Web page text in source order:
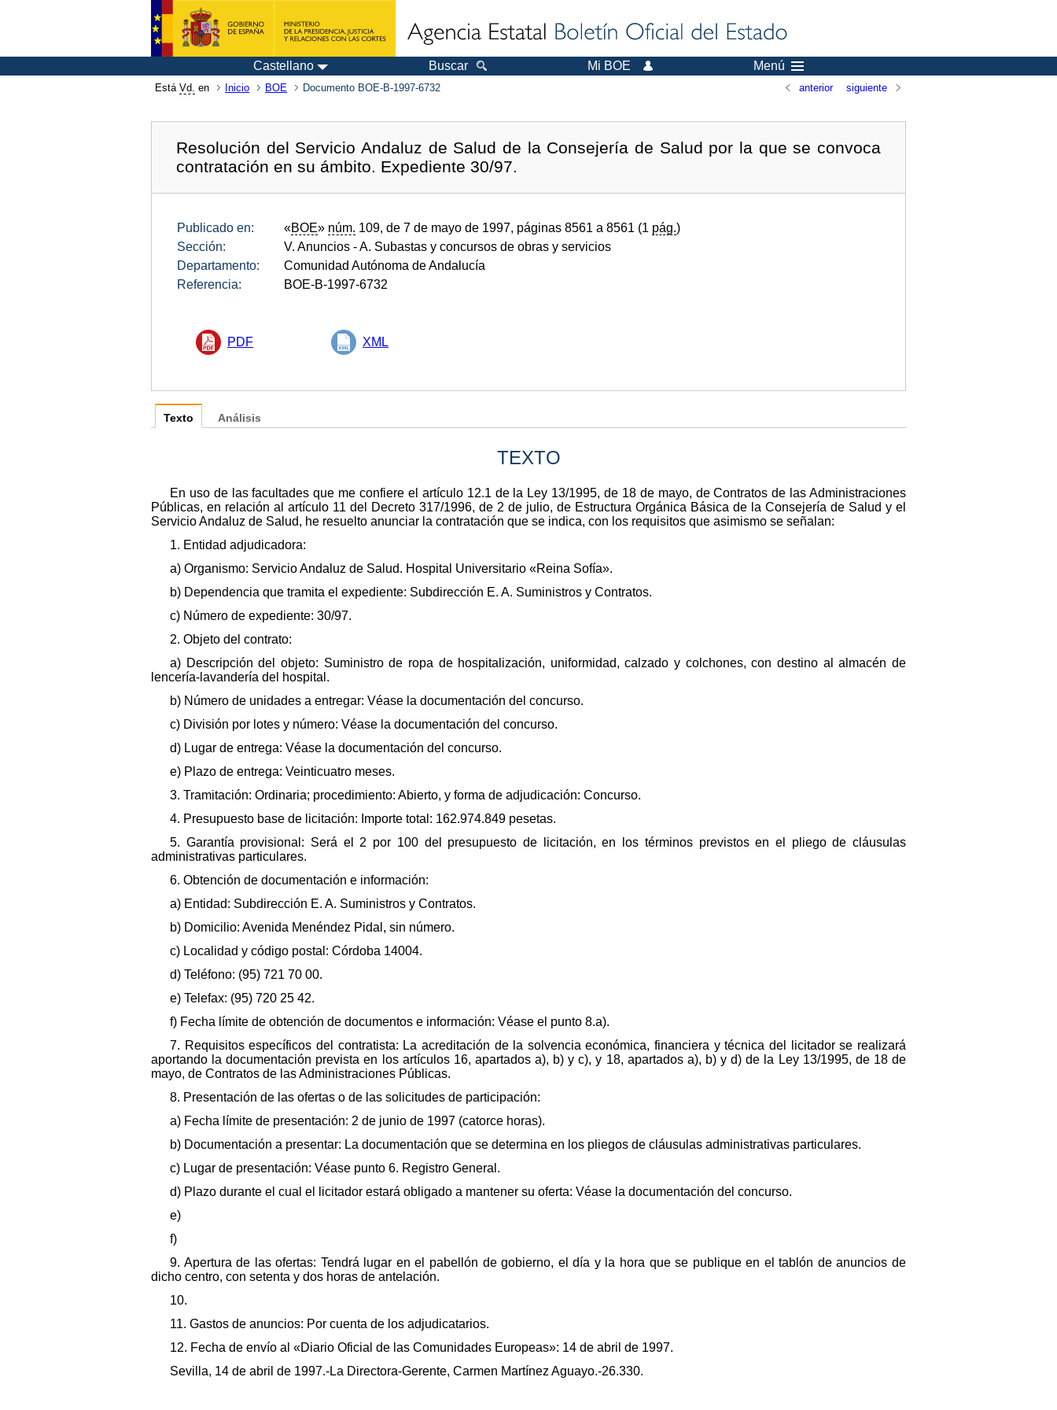
Castellano Buscar Mi BOE Menú
Está Vd. en Inicio BOE Documento BOE-B-1997-6732 anterior siguiente
Resolución del Servicio Andaluz de Salud de la Consejería de Salud por la que se convoca
contratación en su ámbito. Expediente 30/97.
Publicado en: «BOE» núm. 109, de 7 de mayo de 1997, páginas 8561 a 8561 (1 pág.)
Sección:
V. Anuncios - A. Subastas y concursos de obras y servicios
Departamento:
Comunidad Autónoma de Andalucía
Referencia:
BOE-B-1997-6732
PDF XML
Texto
TEXTO
En uso de las facultades que me confiere el artículo 12.1 de la Ley 13/1995, de 18 de mayo, de Contratos de las Administraciones
Públicas, en relación al artículo 11 del Decreto 317/1996, de 2 de julio, de Estructura Orgánica Básica de la Consejería de Salud y el
Servicio Andaluz de Salud, he resuelto anunciar la contratación que se indica, con los requisitos que asimismo se señalan:
1. Entidad adjudicadora:
a) Organismo: Servicio Andaluz de Salud. Hospital Universitario «Reina Sofía».
b) Dependencia que tramita el expediente: Subdirección E. A. Suministros y Contratos.
c) Número de expediente: 30/97.
2. Objeto del contrato:
a) Descripción del objeto: Suministro de ropa de hospitalización, uniformidad, calzado y colchones, con destino al almacén de
lencería-lavandería del hospital.
b) Número de unidades a entregar: Véase la documentación del concurso.
c) División por lotes y número: Véase la documentación del concurso.
d) Lugar de entrega: Véase la documentación del concurso.
e) Plazo de entrega: Veinticuatro meses.
3. Tramitación: Ordinaria; procedimiento: Abierto, y forma de adjudicación: Concurso.
4. Presupuesto base de licitación: Importe total: 162.974.849 pesetas.
5. Garantía provisional: Será el 2 por 100 del presupuesto de licitación, en los términos previstos en el pliego de cláusulas
administrativas particulares.
6. Obtención de documentación e información:
a) Entidad: Subdirección E. A. Suministros y Contratos.
b) Domicilio: Avenida Menéndez Pidal, sin número.
c) Localidad y código postal: Córdoba 14004.
d) Teléfono: (95) 721 70 00.
e) Telefax: (95) 720 25 42.
f) Fecha límite de obtención de documentos e información: Véase el punto 8.a).
7. Requisitos específicos del contratista: La acreditación de la solvencia económica, financiera y técnica del licitador se realizará
aportando la documentación prevista en los artículos 16, apartados a), b) y c), y 18, apartados a), b) y d) de la Ley 13/1995, de 18 de
mayo, de Contratos de las Administraciones Públicas.
8. Presentación de las ofertas o de las solicitudes de participación:
a) Fecha límite de presentación: 2 de junio de 1997 (catorce horas).
b) Documentación a presentar: La documentación que se determina en los pliegos de cláusulas administrativas particulares.
c) Lugar de presentación: Véase punto 6. Registro General.
d) Plazo durante el cual el licitador estará obligado a mantener su oferta: Véase la documentación del concurso.
e)
f)
9. Apertura de las ofertas: Tendrá lugar en el pabellón de gobierno, el día y la hora que se publique en el tablón de anuncios de
dicho centro, con setenta y dos horas de antelación.
10.
11. Gastos de anuncios: Por cuenta de los adjudicatarios.
12. Fecha de envío al «Diario Oficial de las Comunidades Europeas»: 14 de abril de 1997.
Sevilla, 14 de abril de 1997.-La Directora-Gerente, Carmen Martínez Aguayo.-26.330.
Análisis